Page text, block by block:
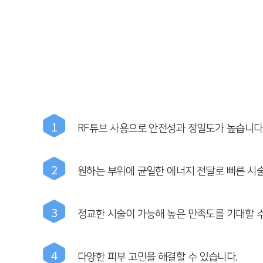
1 RF튜브 사용으로 안전성과 정밀도가 높습니
2 원하는 부위에 균일한 에너지 전달로 빠른 시
3 정교한 시술이 가능해 높은 만족도를 기대할
4 다양한 피부 고민을 해결할 수 있습니다.